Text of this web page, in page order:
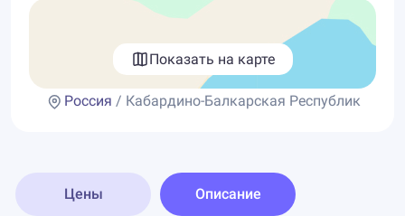
Показать на карте
Россия / Кабардино-Балкарская Республик
Цены Описание